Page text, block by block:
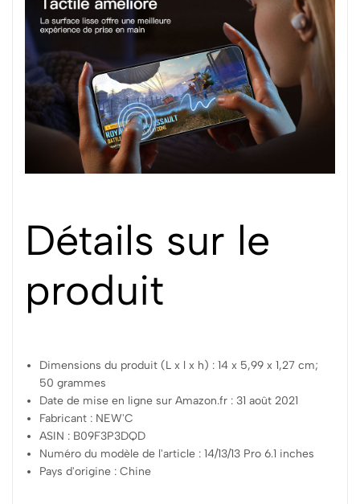
Détails sur le
produit
Dimensions du produit (L x l x h) : 14 x 5,99 x 1,27 cm;
50 grammes
Date de mise en ligne sur Amazon.fr : 31 août 2021
Fabricant : NEW'C
ASIN : B09F3P3DQD
Numéro du modèle de l'article : 14/13/13 Pro 6.1 inches
Pays d'origine : Chine